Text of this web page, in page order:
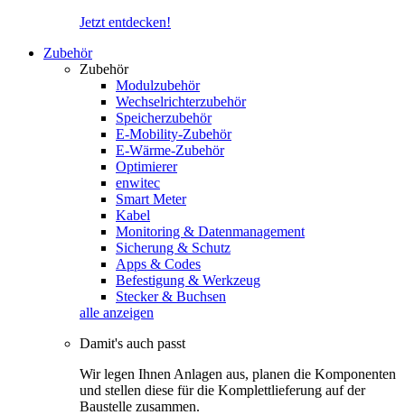
Jetzt entdecken!
Zubehör
Zubehör
Modulzubehör
Wechselrichterzubehör
Speicherzubehör
E-Mobility-Zubehör
E-Wärme-Zubehör
Optimierer
enwitec
Smart Meter
Kabel
Monitoring & Datenmanagement
Sicherung & Schutz
Apps & Codes
Befestigung & Werkzeug
Stecker & Buchsen
alle anzeigen
Damit's auch passt
Wir legen Ihnen Anlagen aus, planen die Komponenten
und stellen diese für die Komplettlieferung auf der
Baustelle zusammen.